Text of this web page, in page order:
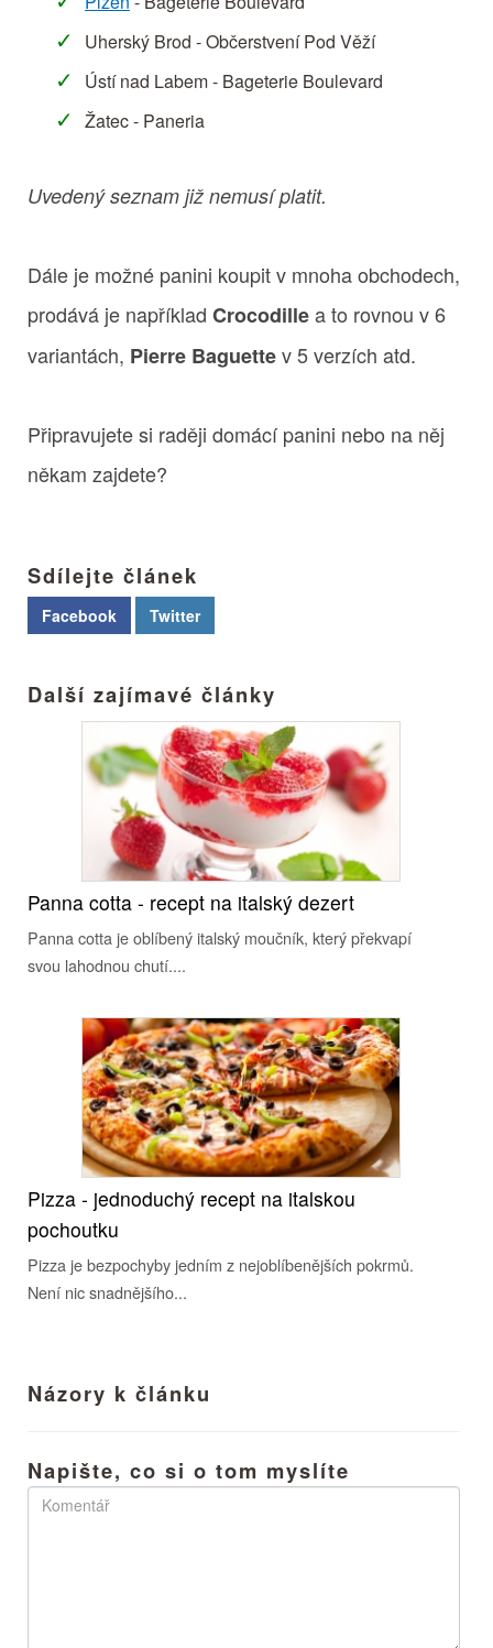
Uherský Brod - Občerstvení Pod Věží
Ústí nad Labem - Bageterie Boulevard
Žatec - Paneria
Uvedený seznam již nemusí platit.
Dále je možné panini koupit v mnoha obchodech,
prodává je například Crocodillea to rovnou v 6
variantách, Pierre Baguettev 5 verzích atd.
Připravujete si raději domácí panini nebo na něj
někam zajdete?
Sdílejte článek
Facebook Twitter
Další zajímavé články
Panna cotta - recept na italský dezert
Panna cotta je oblíbený italský moučník, který překvapí
svou lahodnou chutí....
Pizza - jednoduchý recept na italskou
pochoutku
Pizza je bezpochyby jedním z nejoblíbenějších pokrmů.
Není nic snadnějšího...
Názory k článku
Napište, co si o tom myslíte